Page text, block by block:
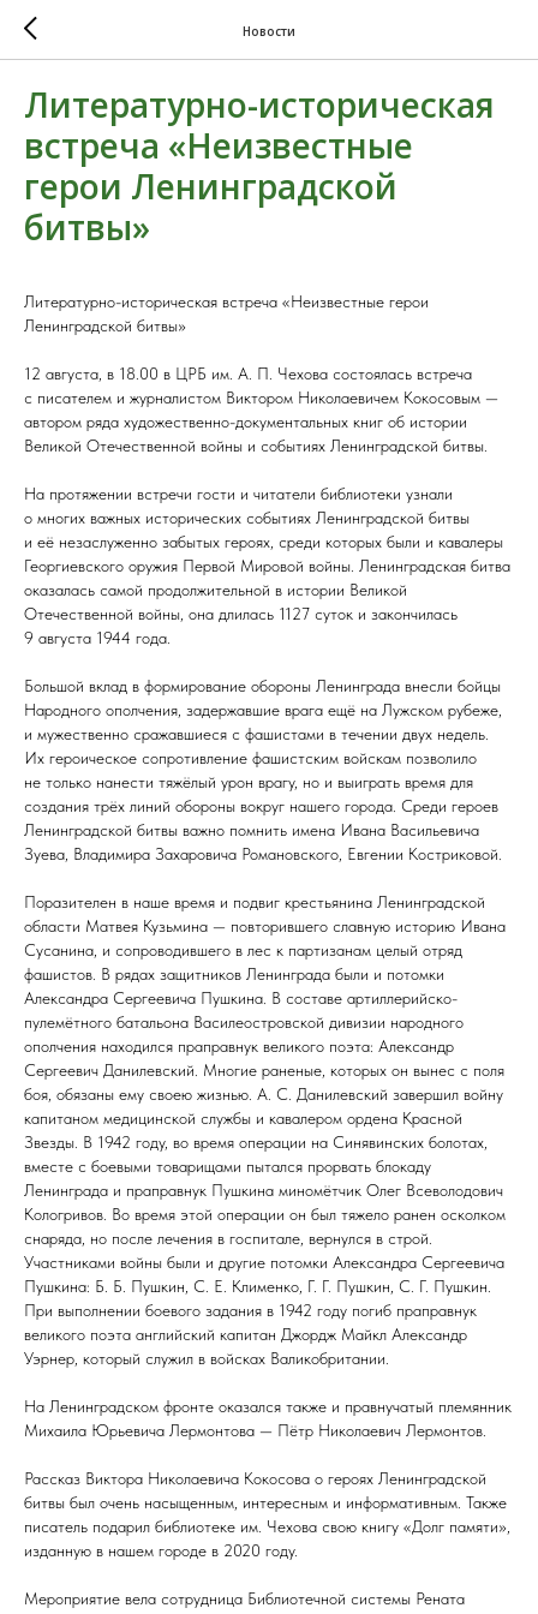
Новости
Литературно-историческая
встреча «Неизвестные
герои Ленинградской
битвы»
Литературно-историческая встреча «Неизвестные герои
Ленинградской битвы»
12 августа, в 18.00 в ЦРБ им. А. П. Чехова состоялась встреча
с писателем и журналистом Виктором Николаевичем Кокосовым —
автором ряда художественно-документальных книг об истории
Великой Отечественной войны и событиях Ленинградской битвы.
На протяжении встречи гости и читатели библиотеки узнали
о многих важных исторических событиях Ленинградской битвы
и её незаслуженно забытых героях, среди которых были и кавалеры
Георгиевского оружия Первой Мировой войны. Ленинградская битва
оказалась самой продолжительной в истории Великой
Отечественной войны, она длилась 1127 суток и закончилась
9 августа 1944 года.
Большой вклад в формирование обороны Ленинграда внесли бойцы
Народного ополчения, задержавшие врага ещё на Лужском рубеже,
и мужественно сражавшиеся с фашистами в течении двух недель.
Их героическое сопротивление фашистским войскам позволило
не только нанести тяжёлый урон врагу, но и выиграть время для
создания трёх линий обороны вокруг нашего города. Среди героев
Ленинградской битвы важно помнить имена Ивана Васильевича
Зуева, Владимира Захаровича Романовского, Евгении Костриковой.
Поразителен в наше время и подвиг крестьянина Ленинградской
области Матвея Кузьмина — повторившего славную историю Ивана
Сусанина, и сопроводившего в лес к партизанам целый отряд
фашистов. В рядах защитников Ленинграда были и потомки
Александра Сергеевича Пушкина. В составе артиллерийско-
пулемётного батальона Василеостровской дивизии народного
ополчения находился праправнук великого поэта: Александр
Сергеевич Данилевский. Многие раненые, которых он вынес с поля
боя, обязаны ему своею жизнью. А. С. Данилевский завершил войну
капитаном медицинской службы и кавалером ордена Красной
Звезды. В 1942 году, во время операции на Синявинских болотах,
вместе с боевыми товарищами пытался прорвать блокаду
Ленинграда и праправнук Пушкина миномётчик Олег Всеволодович
Кологривов. Во время этой операции он был тяжело ранен осколком
снаряда, но после лечения в госпитале, вернулся в строй.
Участниками войны были и другие потомки Александра Сергеевича
Пушкина: Б. Б. Пушкин, С. Е. Клименко, Г. Г. Пушкин, С. Г. Пушкин.
При выполнении боевого задания в 1942 году погиб праправнук
великого поэта английский капитан Джордж Майкл Александр
Уэрнер, который служил в войсках Валикобритании.
На Ленинградском фронте оказался также и правнучатый племянник
Михаила Юрьевича Лермонтова — Пётр Николаевич Лермонтов.
Рассказ Виктора Николаевича Кокосова о героях Ленинградской
битвы был очень насыщенным, интересным и информативным. Также
писатель подарил библиотеке им. Чехова свою книгу «Долг памяти»,
изданную в нашем городе в 2020 году.
Мероприятие вела сотрудница Библиотечной системы Рената